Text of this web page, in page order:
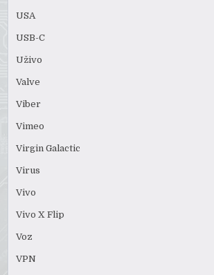
USA
USB-C
Uživo
Valve
Viber
Vimeo
Virgin Galactic
Virus
Vivo
Vivo X Flip
Voz
VPN